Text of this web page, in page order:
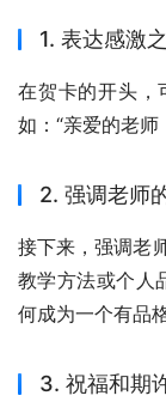
1. 表达感激
在贺卡的开头，
如：“亲爱的老
2. 强调老师
接下来，强调老
教学方法或个人
何成为一个有品
3. 祝福和期